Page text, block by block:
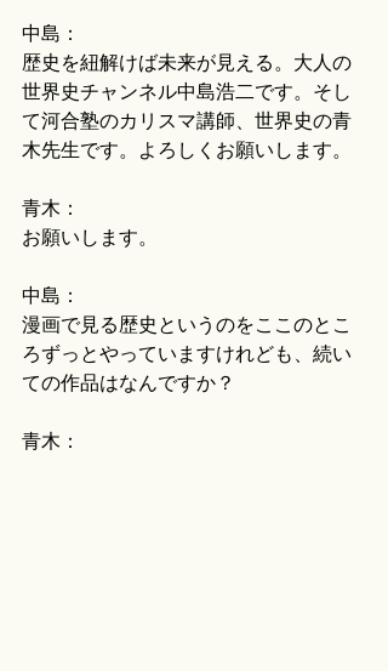
中島：
歴史を紐解けば未来が見える。大人の
世界史チャンネル中島浩二です。そし
て河合塾のカリスマ講師、世界史の青
木先生です。よろしくお願いします。
青木：
お願いします。
中島：
漫画で見る歴史というのをここのとこ
ろずっとやっていますけれども、続い
ての作品はなんですか？
青木：